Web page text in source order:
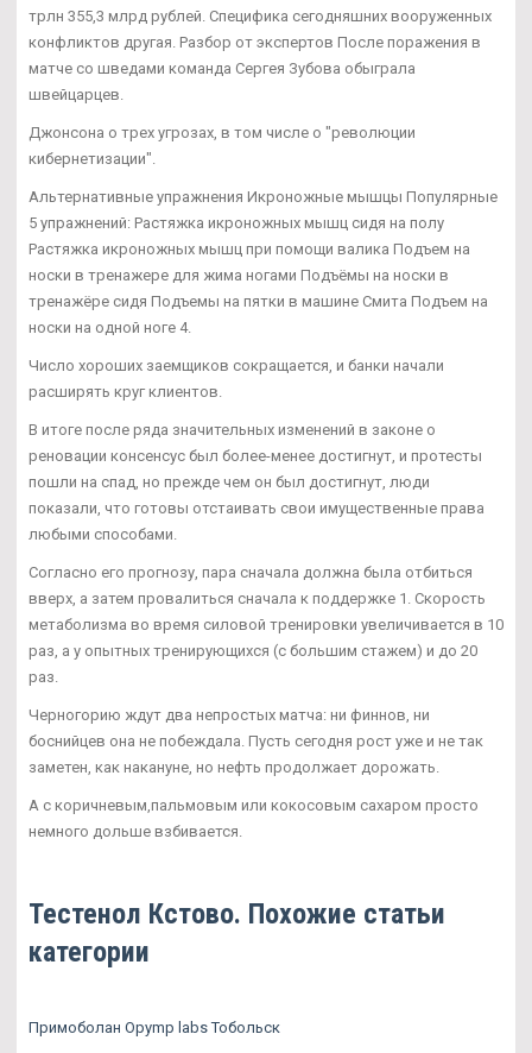
трлн 355,3 млрд рублей. Специфика сегодняшних вооруженных
конфликтов другая. Разбор от экспертов После поражения в
матче со шведами команда Сергея Зубова обыграла
швейцарцев.
Джонсона о трех угрозах, в том числе о "революции
кибернетизации".
Альтернативные упражнения Икроножные мышцы Популярные
5 упражнений: Растяжка икроножных мышц сидя на полу
Растяжка икроножных мышц при помощи валика Подъем на
носки в тренажере для жима ногами Подъёмы на носки в
тренажёре сидя Подъемы на пятки в машине Смита Подъем на
носки на одной ноге 4.
Число хороших заемщиков сокращается, и банки начали
расширять круг клиентов.
В итоге после ряда значительных изменений в законе о
реновации консенсус был более-менее достигнут, и протесты
пошли на спад, но прежде чем он был достигнут, люди
показали, что готовы отстаивать свои имущественные права
любыми способами.
Согласно его прогнозу, пара сначала должна была отбиться
вверх, а затем провалиться сначала к поддержке 1. Скорость
метаболизма во время силовой тренировки увеличивается в 10
раз, а у опытных тренирующихся (с большим стажем) и до 20
раз.
Черногорию ждут два непростых матча: ни финнов, ни
боснийцев она не побеждала. Пусть сегодня рост уже и не так
заметен, как накануне, но нефть продолжает дорожать.
А с коричневым,пальмовым или кокосовым сахаром просто
немного дольше взбивается.
Тестенол Кстово. Похожие статьи
категории
Примоболан Opymp labs Тобольск